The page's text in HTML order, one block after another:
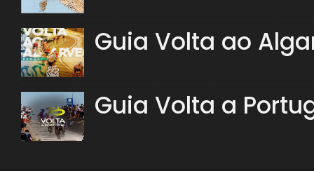
Guia Volta ao
Guia Volta a